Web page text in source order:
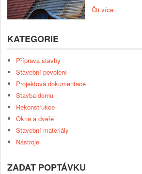
Čti více
KATEGORIE
Příprava stavby
Stavební povolení
Projektová dokumentace
Stavba domu
Rekonstrukce
Okna a dveře
Stavební materiály
Nástroje
ZADAT POPTÁVKU